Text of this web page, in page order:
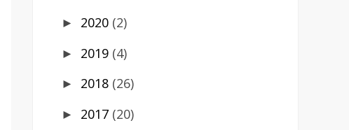
► 2020 (2)
► 2019 (4)
► 2018 (26)
► 2017 (20)